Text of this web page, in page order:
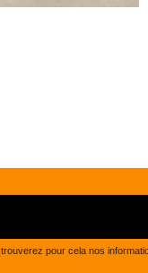
pour cela nos